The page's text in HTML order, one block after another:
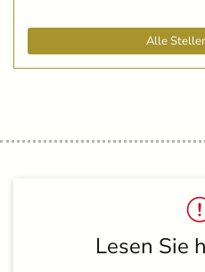
Alle
Lesen Sie